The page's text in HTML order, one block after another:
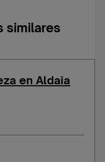
similares
en Aldaia